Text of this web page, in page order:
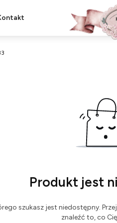
Produkt jest
szukasz jest niedostępny.
znaleźć to, co